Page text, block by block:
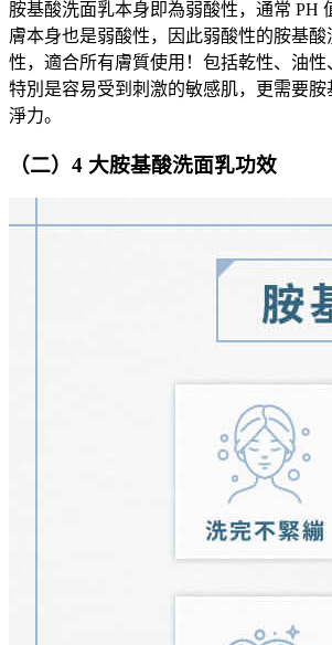
胺基酸洗面乳本身即為弱酸性，通常 PH
膚本身也是弱酸性，因此弱酸性的胺基
性，適合所有膚質使用！包括乾性、油性
特別是容易受到刺激的敏感肌，更需要
淨力。
（二）4 大胺基酸洗面乳功效